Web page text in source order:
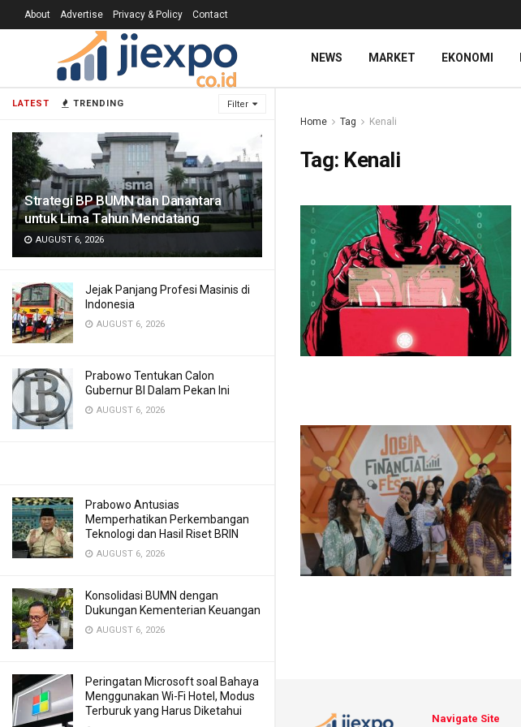
LATEST TRENDING Filter
Strategi BP BUMN dan Danantara
untuk Lima Tahun Mendatang
AUGUST 6, 2026
Jejak Panjang Profesi Masinis di
Indonesia
AUGUST 6, 2026
Prabowo Tentukan Calon
Gubernur BI Dalam Pekan Ini
AUGUST 6, 2026
Prabowo Antusias
Memperhatikan Perkembangan
Teknologi dan Hasil Riset BRIN
AUGUST 6, 2026
Konsolidasi BUMN dengan
Dukungan Kementerian Keuangan
AUGUST 6, 2026
Peringatan Microsoft soal Bahaya
Menggunakan Wi-Fi Hotel, Modus
Terburuk yang Harus Diketahui
About Advertise Privacy & Policy Contact
NEWS MARKET EKONOMI
Home Tag Kenali
Tag: Kenali
Navigate Site